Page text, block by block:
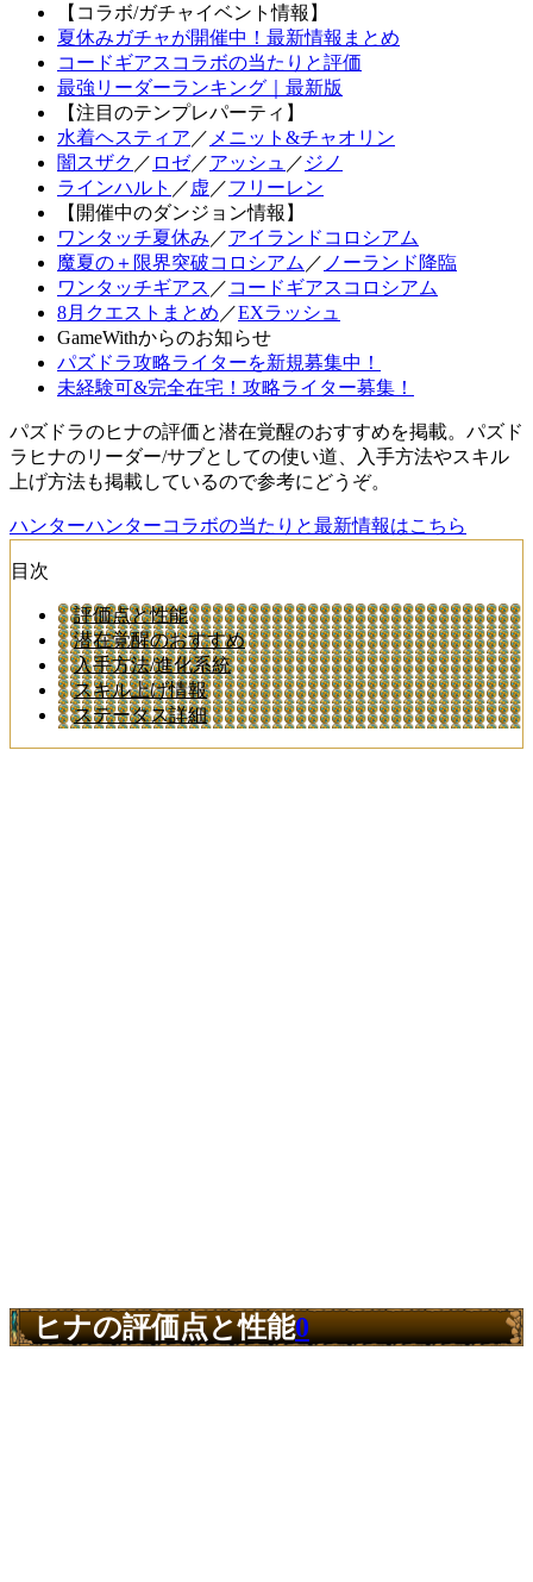
【コラボ/ガチャイベント情報】
夏休みガチャが開催中！最新情報まとめ
コードギアスコラボの当たりと評価
最強リーダーランキング｜最新版
【注目のテンプレパーティ】
水着ヘスティア ／ メニット&チャオリン
闇スザク ／ ロゼ／アッシュ ／ ジノ
ラインハルト ／ 虚 ／フリーレン
【開催中のダンジョン情報】
ワンタッチ夏休み ／アイランドコロシアム
魔夏の＋限界突破コロシアム ／ ノーランド降臨
ワンタッチギアス ／ コードギアスコロシアム
8月クエストまとめ ／EXラッシュ
GameWithからのお知らせ
パズドラ攻略ライターを新規募集中！
未経験可&完全在宅！攻略ライター募集！
パズドラのヒナの評価と潜在覚醒のおすすめを掲載。パズド
ラヒナのリーダー/サブとしての使い道、入手方法やスキル
上げ方法も掲載しているので参考にどうぞ。
ハンターハンターコラボの当たりと最新情報はこちら
目次
評価点と性能
潜在覚醒のおすすめ
入手方法/進化系統
スキル上げ情報
ステータス詳細
ヒナの評価点と性能0